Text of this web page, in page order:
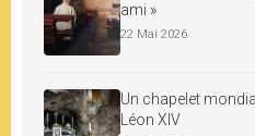
ami »
22 Mai 2026
Un chapelet
Léon XIV